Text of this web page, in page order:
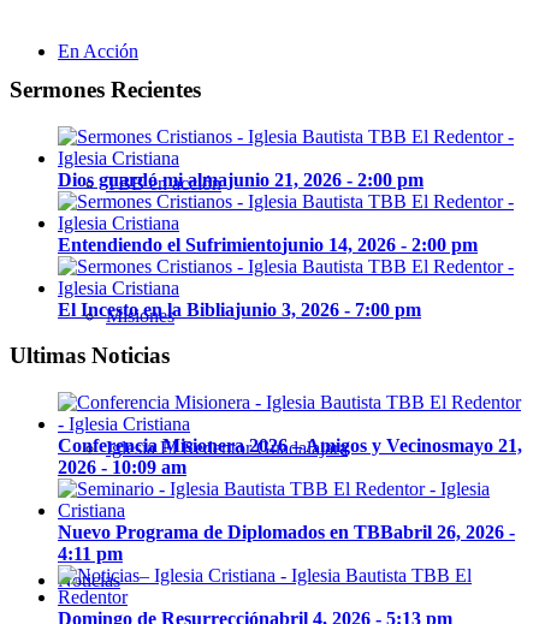
En Acción
TBB en acción
Misiones
Iglesia El Redentor Guadalajara
Noticias
Sermones Recientes
Dios guardó mi almajunio 21, 2026 - 2:00 pm
Entendiendo el Sufrimientojunio 14, 2026 - 2:00 pm
El Incesto en la Bibliajunio 3, 2026 - 7:00 pm
Ultimas Noticias
Conferencia Misionera 2026 – Amigos y Vecinosmayo 21,
2026 - 10:09 am
Nuevo Programa de Diplomados en TBBabril 26, 2026 -
4:11 pm
Domingo de Resurrecciónabril 4, 2026 - 5:13 pm